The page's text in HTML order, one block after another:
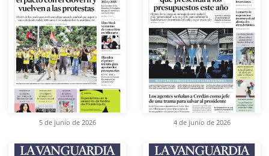
5 de junio de 2026 4 de junio de 2026